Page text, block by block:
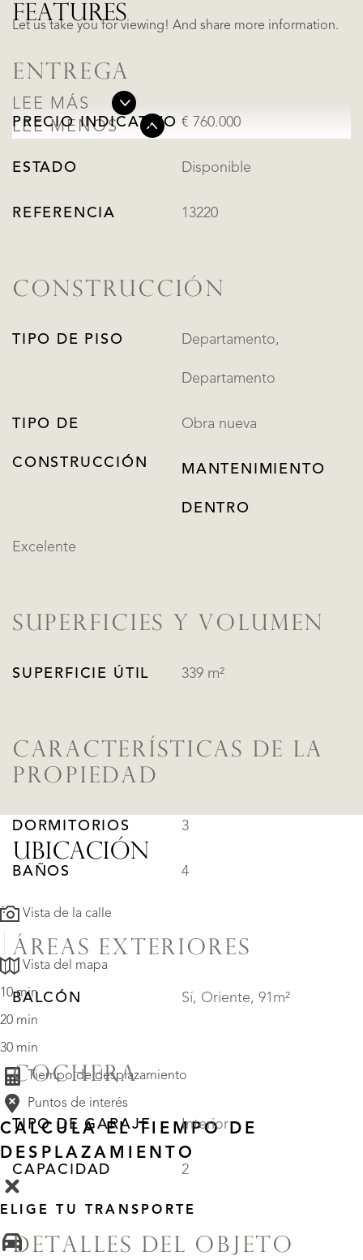
Let us take you for viewing! And share more information.
LEE MÁS
LEE MENOS
FEATURES
ENTREGA
PRECIO INDICATIVO € 760.000
ESTADO Disponible
REFERENCIA 13220
CONSTRUCCIÓN
TIPO DE PISO Departamento,
Departamento
TIPO DE
CONSTRUCCIÓN
Obra nueva
MANTENIMIENTO
DENTRO
Excelente
SUPERFICIES Y VOLUMEN
SUPERFICIE ÚTIL 339 m²
CARACTERÍSTICAS DE LA
PROPIEDAD
DORMITORIOS 3
BAÑOS 4
ÁREAS EXTERIORES
BALCÓN Sí, Oriente, 91m²
COCHERA
TIPO DE GARAJE Interior
CAPACIDAD 2
DETALLES DEL OBJETO
UBICACIÓN
Vista de la calle
Vista del mapa
10 min
20 min
30 min
Tiempo de desplazamiento
Puntos de interés
CALCULA EL TIEMPO DE
DESPLAZAMIENTO
ELIGE TU TRANSPORTE